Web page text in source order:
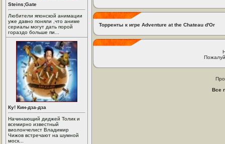
Steins;Gate
Любители японской анимации
уже давно поняли ,что аниме
сериалы могут дать порой
гораздо больше пи...
Ку! Кин-дза-дза
Начинающий диджей Толик и
всемирно известный
виолончелист Владимир
Чижов встречают на шумной
моск...
Торренты к игре Adventure at the Chateau d'Or
Все